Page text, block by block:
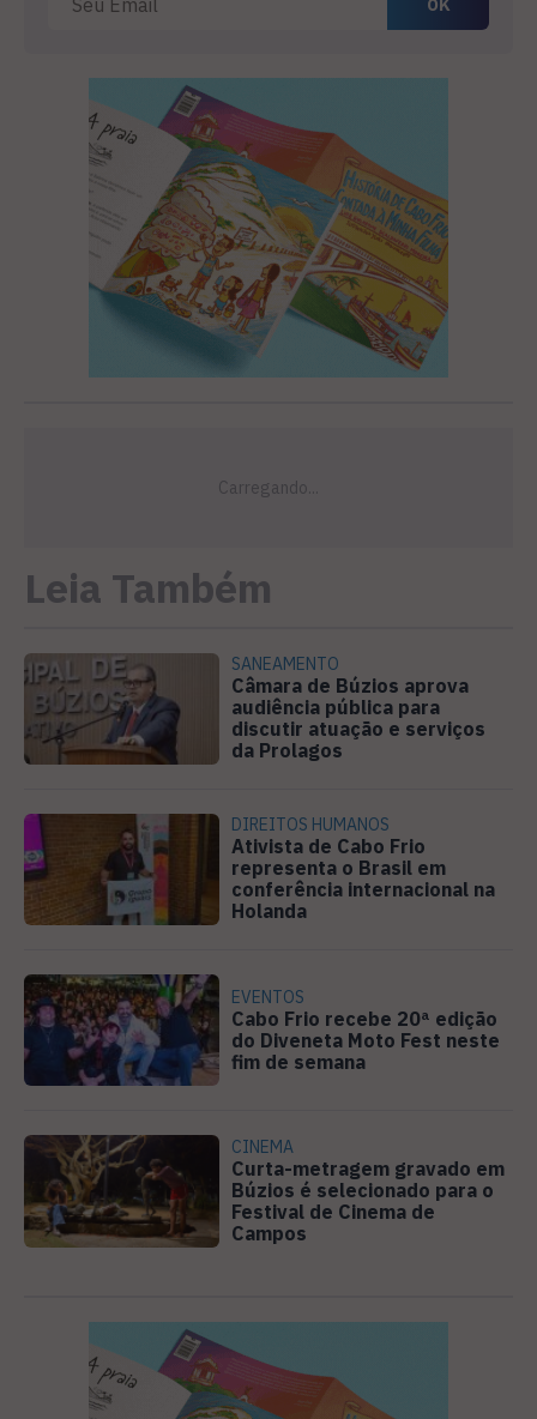
Leia Também
SANEAMENTO
Câmara de Búzios aprova
audiência pública para
discutir atuação e serviços
da Prolagos
DIREITOS HUMANOS
Ativista de Cabo Frio
representa o Brasil em
conferência internacional na
Holanda
EVENTOS
Cabo Frio recebe 20ª edição
do Diveneta Moto Fest neste
fim de semana
CINEMA
Curta-metragem gravado em
Búzios é selecionado para o
Festival de Cinema de
Campos